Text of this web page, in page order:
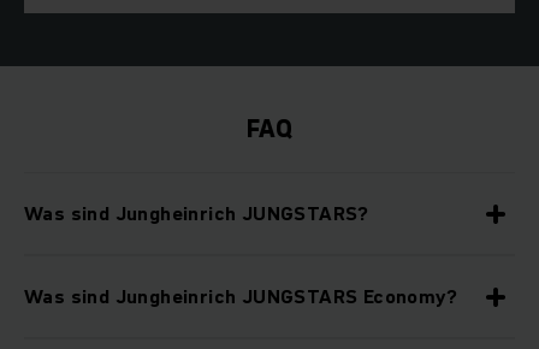
FAQ
Was sind Jungheinrich JUNGSTARS?
Was sind Jungheinrich JUNGSTARS Economy?